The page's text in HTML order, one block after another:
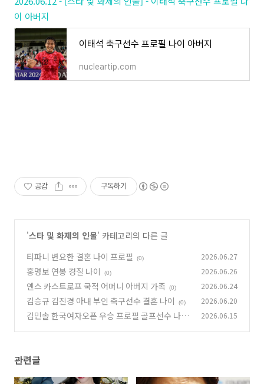
이 아버지
이태석 축구선수 프로필 나이 아버지
nucleartip.com
공감 구독하기
'스타 및 화제의 인물' 카테고리의 다른 글
티파니 변요한 결혼 나이 프로필
(0) 2026.06.27
홍명보 연봉 경질 나이 (0) 2026.06.26
옌스 카스트로프 국적 어머니 아버지 가족 (0) 2026.06.24
김승규 김진경 아내 부인 축구선수 결혼 나이 (0) 2026.06.20
김민솔 한국여자오픈 우승 프로필 골프선수 나이 2026.06.15
관련글